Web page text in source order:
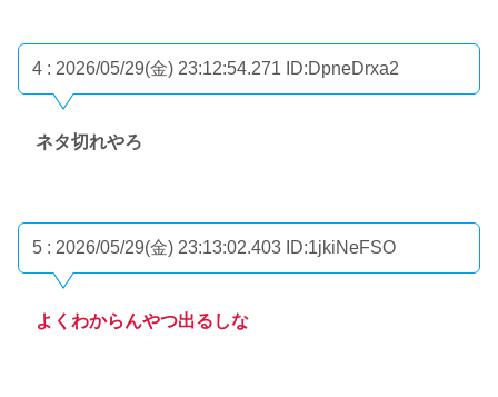
4 : 2026/05/29(金) 23:12:54.271 ID:DpneDrxa2
ネタ切れやろ
5 : 2026/05/29(金) 23:13:02.403 ID:1jkiNeFSO
よくわからんやつ出るしな